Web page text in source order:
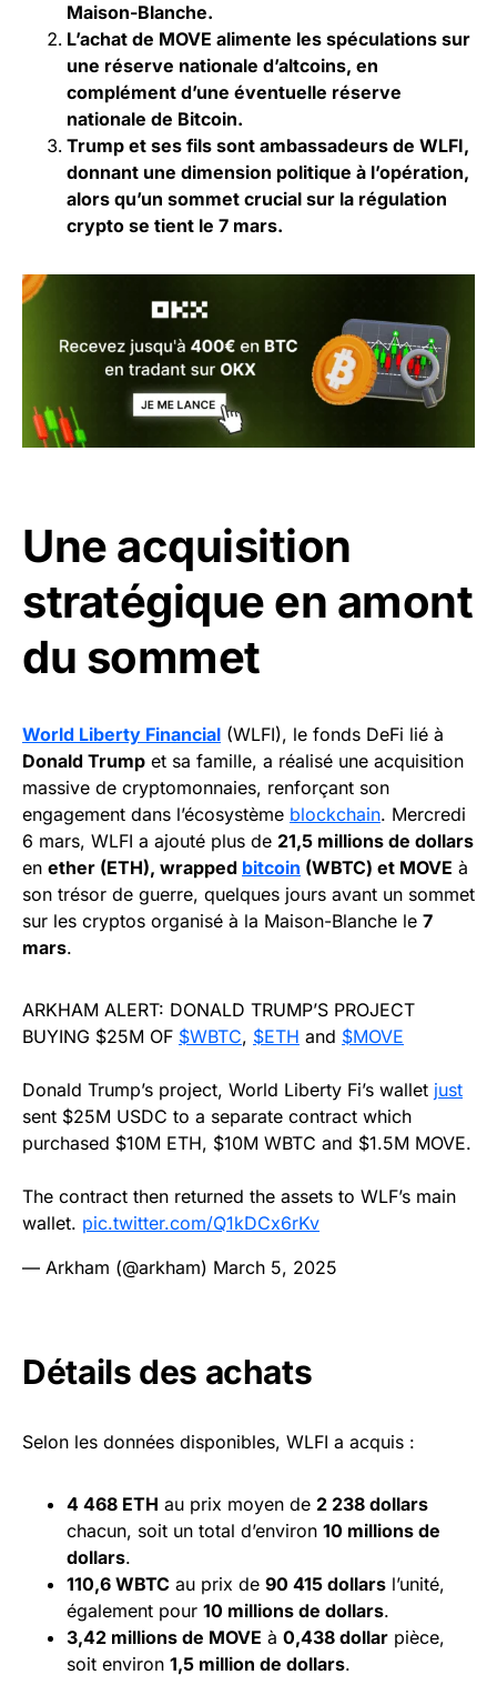
Maison-Blanche.
L’achat de MOVE alimente les spéculations sur
une réserve nationale d’altcoins, en
complément d’une éventuelle réserve
nationale de Bitcoin.
Trump et ses fils sont ambassadeurs de WLFI,
donnant une dimension politique à l’opération,
alors qu’un sommet crucial sur la régulation
crypto se tient le 7 mars.
Une acquisition
stratégique en amont
du sommet
World Liberty Financial (WLFI), le fonds DeFi lié à
Donald Trump et sa famille, a réalisé une acquisition
massive de cryptomonnaies, renforçant son
engagement dans l’écosystème blockchain. Mercredi
6 mars, WLFI a ajouté plus de 21,5 millions de dollars
en ether (ETH), wrapped bitcoin (WBTC) et MOVE à
son trésor de guerre, quelques jours avant un sommet
sur les cryptos organisé à la Maison-Blanche le 7
mars.
ARKHAM ALERT: DONALD TRUMP’S PROJECT
BUYING $25M OF $WBTC, $ETH and $MOVE
Donald Trump’s project, World Liberty Fi’s wallet just
sent $25M USDC to a separate contract which
purchased $10M ETH, $10M WBTC and $1.5M MOVE.
The contract then returned the assets to WLF’s main
wallet. pic.twitter.com/Q1kDCx6rKv
— Arkham (@arkham) March 5, 2025
Détails des achats
Selon les données disponibles, WLFI a acquis :
4 468 ETH au prix moyen de 2 238 dollars
chacun, soit un total d’environ 10 millions de
dollars.
110,6 WBTC au prix de 90 415 dollars l’unité,
également pour 10 millions de dollars.
3,42 millions de MOVE à 0,438 dollar pièce,
soit environ 1,5 million de dollars.